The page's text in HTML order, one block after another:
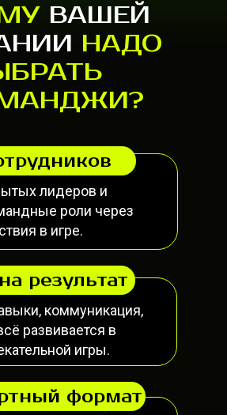
коммуникация,
развивается в
игры.
лидеров и
роли через
в игре.
формат
результат
ВАШЕЙ
НАДО